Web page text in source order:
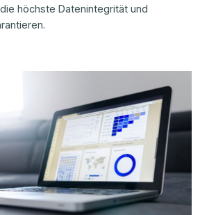
höchste Datenintegrität und